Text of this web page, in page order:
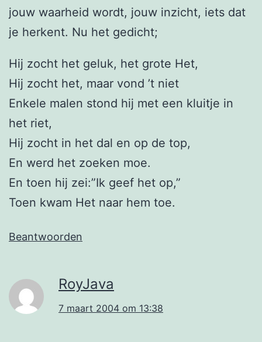
jouw waarheid wordt, jouw inzicht, iets dat
je herkent. Nu het gedicht;
Hij zocht het geluk, het grote Het,
Hij zocht het, maar vond ’t niet
Enkele malen stond hij met een kluitje in
het riet,
Hij zocht in het dal en op de top,
En werd het zoeken moe.
En toen hij zei:”Ik geef het op,”
Toen kwam Het naar hem toe.
Beantwoorden
RoyJava
7 maart 2004 om 13:38